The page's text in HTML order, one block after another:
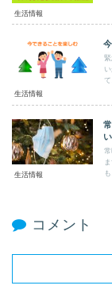
生活情報
生活情報
生活情報
コメント